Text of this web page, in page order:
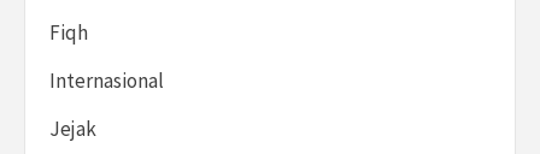
Fiqh
Internasional
Jejak